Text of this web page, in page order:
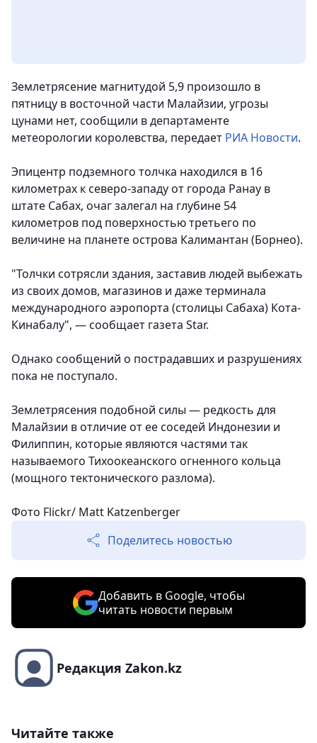
Землетрясение магнитудой 5,9 произошло в
пятницу в восточной части Малайзии, угрозы
цунами нет, сообщили в департаменте
метеорологии королевства, передает РИА Новости.
Эпицентр подземного толчка находился в 16
километрах к северо-западу от города Ранау в
штате Сабах, очаг залегал на глубине 54
километров под поверхностью третьего по
величине на планете острова Калимантан (Борнео).
"Толчки сотрясли здания, заставив людей выбежать
из своих домов, магазинов и даже терминала
международного аэропорта (столицы Сабаха) Кота-
Кинабалу", — сообщает газета Star.
Однако сообщений о пострадавших и разрушениях
пока не поступало.
Землетрясения подобной силы — редкость для
Малайзии в отличие от ее соседей Индонезии и
Филиппин, которые являются частями так
называемого Тихоокеанского огненного кольца
(мощного тектонического разлома).
Фото Flickr/ Matt Katzenberger
Поделитесь новостью
Добавить в Google, чтобы
читать новости первым
Редакция Zakon.kz
Читайте также